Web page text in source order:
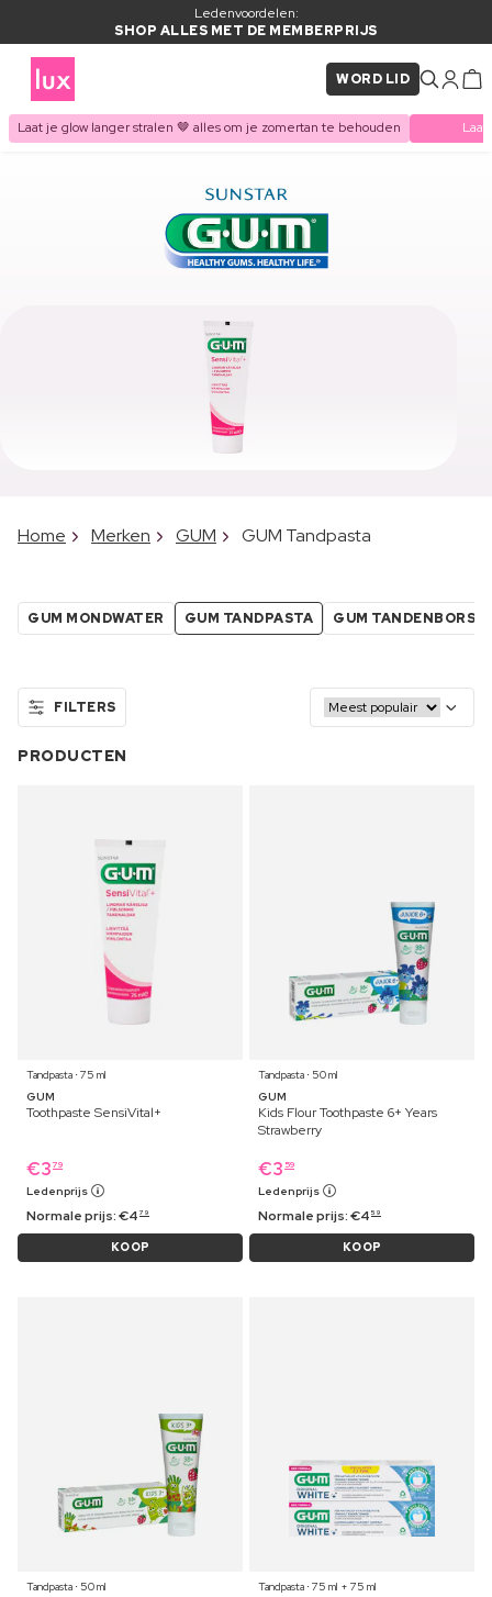
Ledenvoordelen:
SHOP ALLES MET DE MEMBERPRIJS
WORD LID
Laat je glow langer stralen 🤎 alles om je zomertan te behouden
Home Merken GUM GUM Tandpasta
GUM MONDWATER GUM TANDPASTA GUM
FILTERS
PRODUCTEN
Tandpasta ⋅ 75 ml
GUM
Toothpaste SensiVital+
€3 79
Ledenprijs
Normale prijs:€4 79
KOOP
Tandpasta ⋅ 50 ml
GUM
Kids Flour Toothpaste 6+ Years
Strawberry
€3 59
Ledenprijs
Normale prijs:€4 59
KOOP
Tandpasta ⋅ 50 ml
Tandpasta ⋅ 75 ml + 75 ml